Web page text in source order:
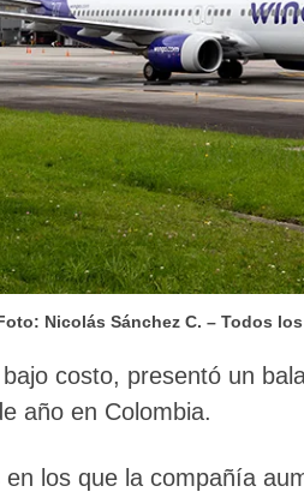
Nicolás Sánchez C. – Todos
costo, presentó un
año en Colombia.
los que la compañía